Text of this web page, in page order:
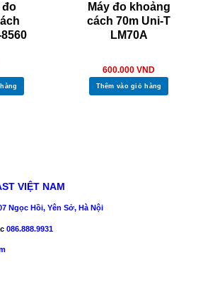
đo
Máy đo khoảng
cách 70m Uni-T
LM70A
600.000 VND
Thêm vào giỏ hàng
VIỆT NAM
Ngọc Hồi, Yên Sở, Hà Nội
086.888.9931